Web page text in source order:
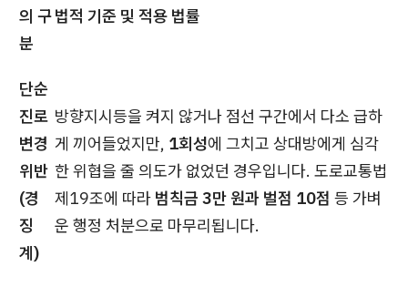
의 구
분
법적 기준 및 적용 법률
단순
진로
변경
위반
(경
징
계)
방향지시등을 켜지 않거나 점선 구간에서 다소 급하
게 끼어들었지만, 1회성에 그치고 상대방에게 심각
한 위협을 줄 의도가 없었던 경우입니다. 도로교통법
제19조에 따라 범칙금 3만 원과 벌점 10점 등 가벼
운 행정 처분으로 마무리됩니다.